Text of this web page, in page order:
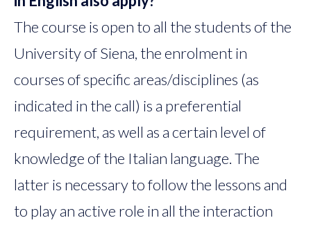
The course is open to all the students of the
University of Siena, the enrolment in
courses of specific areas/disciplines (as
indicated in the call) is a preferential
requirement, as well as a certain level of
knowledge of the Italian language. The
latter is necessary to follow the lessons and
to play an active role in all the interaction